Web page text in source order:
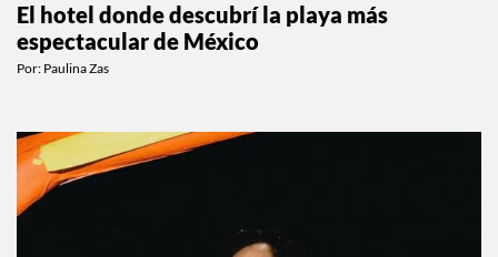
El hotel donde descubrí la playa más
espectacular de México
Por: Paulina Zas